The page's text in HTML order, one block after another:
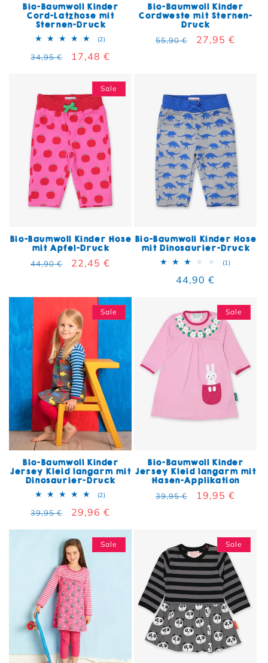
Bio-Baumwoll Kinder
Cord-Latzhose mit
Sternen-Druck
(2)2 Bewertungen insgesamt
Normaler Preis
34,95 € Verkaufspreis
17,48 €
Bio-Baumwoll Kinder
Cordweste mit Sternen-
Druck
Normaler Preis
55,90 € Verkaufspreis
27,95 €
Sale
Bio-Baumwoll Kinder Hose
mit Apfel-Druck
Normaler Preis
44,90 € Verkaufspreis
22,45 €
Bio-Baumwoll Kinder Hose
mit Dinosaurier-Druck
(1)1
Normaler Preis
44,90 €
Sale
Bio-Baumwoll Kinder
Jersey Kleid langarm mit
Dinosaurier-Druck
(2)2 Bewertungen insgesamt
Normaler Preis
39,95 € Verkaufspreis
29,96 €
Sale
Bio-Baumwoll Kinder
Jersey Kleid langarm mit
Hasen-Applikation
Normaler Preis
39,95 € Verkaufspreis
19,95 €
Sale Sale